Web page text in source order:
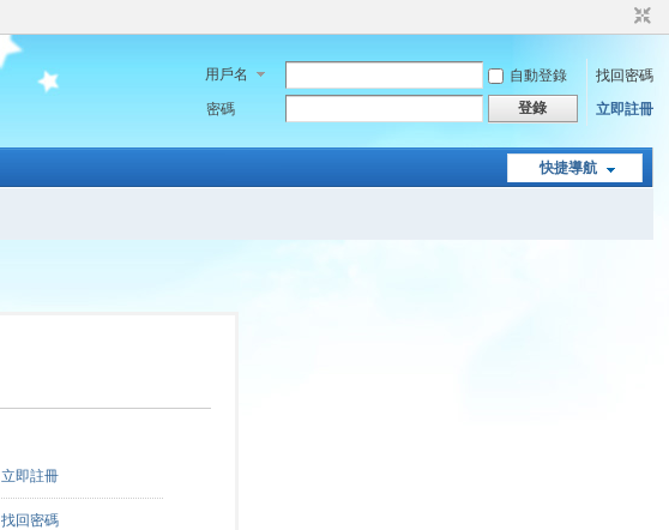
用戶名 自動登錄
找回密碼
密碼
登錄 立即註冊
快捷導航
立即註冊
找回密碼